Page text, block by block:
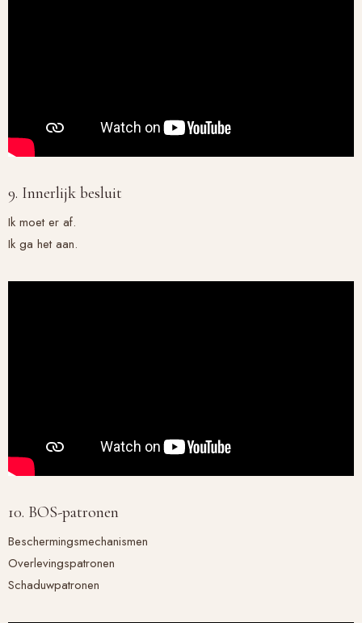
9. Innerlijk besluit
Ik moet er af.
Ik ga het aan.
10. BOS-patronen
Beschermingsmechanismen
Overlevingspatronen
Schaduwpatronen